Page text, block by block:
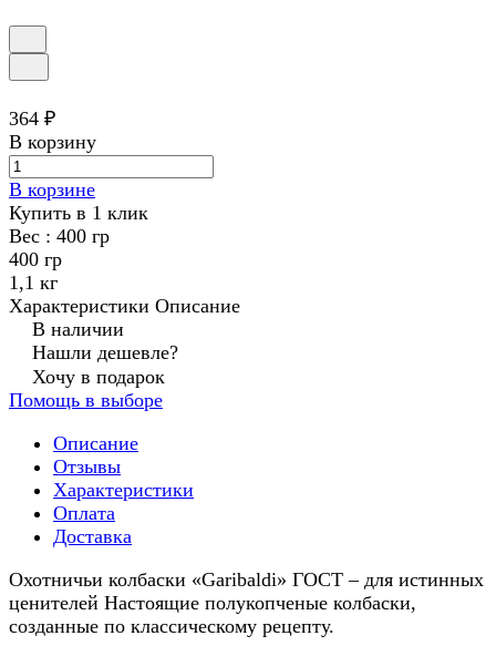
364 ₽
В корзину
В корзине
Купить в 1 клик
Вес : 400 гр
400 гр
1,1 кг
Характеристики Описание
В наличии
Нашли дешевле?
Хочу в подарок
Помощь в выборе
Описание
Отзывы
Характеристики
Оплата
Доставка
Охотничьи колбаски «Garibaldi» ГОСТ – для истинных
ценителей Настоящие полукопченые колбаски,
созданные по классическому рецепту.